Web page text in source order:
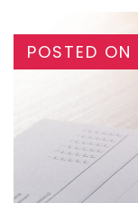
POSTED ON